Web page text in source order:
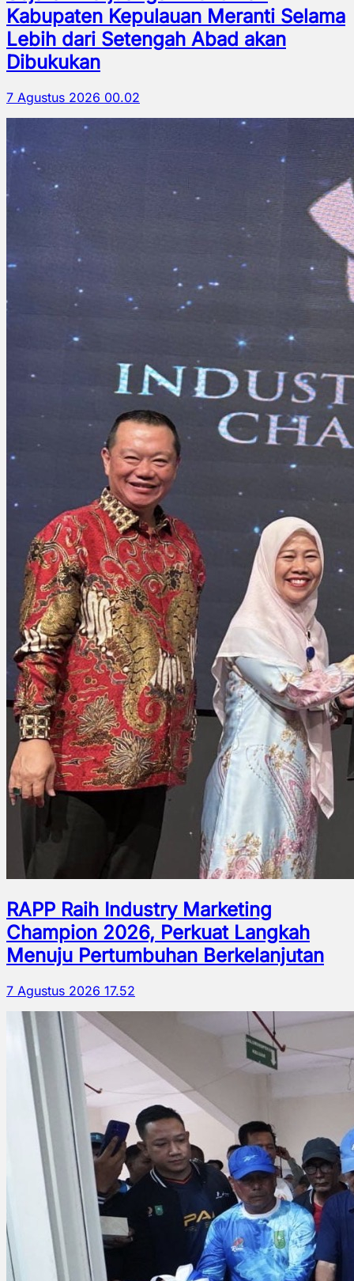
Kabupaten Kepulauan Meranti Selama
Lebih dari Setengah Abad akan
Dibukukan
7 Agustus 2026 00.02
RAPP Raih Industry Marketing
Champion 2026, Perkuat Langkah
Menuju Pertumbuhan Berkelanjutan
7 Agustus 2026 17.52